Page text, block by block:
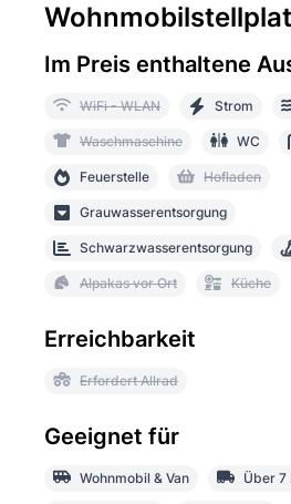
Im Preis enthaltene
WiFi - WLAN Strom
Waschmaschine WC
Feuerstelle Hofladen
Grauwasserentsorgung
Schwarzwasserentsorgung
Alpakas vor Ort Küche
Erreichbarkeit
Erfordert Allrad
Geeignet für
Wohnmobil & Van Über 7